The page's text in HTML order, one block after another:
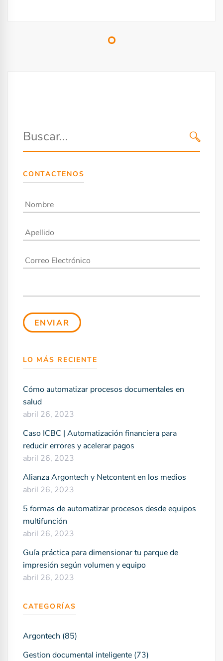
CONTACTENOS
LO MÁS RECIENTE
Cómo automatizar procesos documentales en
salud
abril 26, 2023
Caso ICBC | Automatización financiera para
reducir errores y acelerar pagos
abril 26, 2023
Alianza Argontech y Netcontent en los medios
abril 26, 2023
5 formas de automatizar procesos desde equipos
multifunción
abril 26, 2023
Guía práctica para dimensionar tu parque de
impresión según volumen y equipo
abril 26, 2023
CATEGORÍAS
Argontech (85)
Gestion documental inteligente (73)